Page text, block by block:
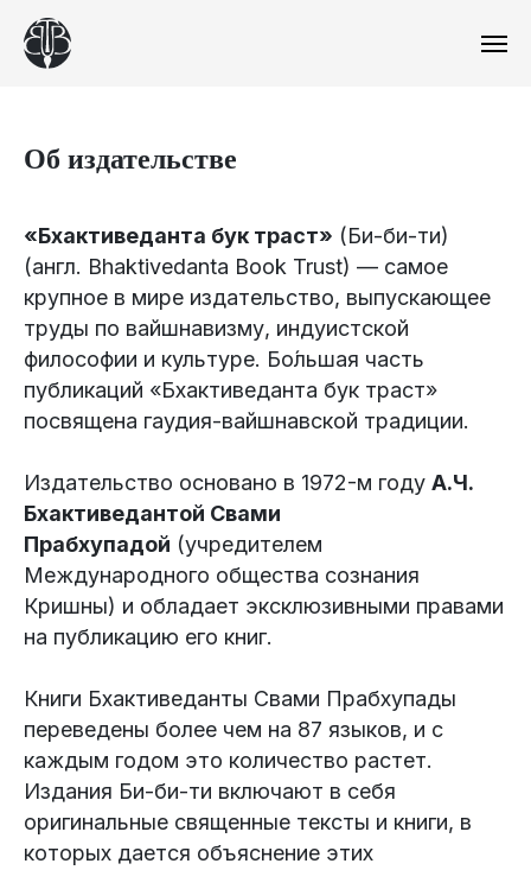
Об издательстве
«Бхактиведанта бук траст» (Би-би-ти)
(англ. Bhaktivedanta Book Trust) — самое
крупное в мире издательство, выпускающее
труды по вайшнавизму, индуистской
философии и культуре. Бо́льшая часть
публикаций «Бхактиведанта бук траст»
посвящена гаудия-вайшнавской традиции.
Издательство основано в 1972-м году А.Ч.
Бхактиведантой Свами
Прабхупадой (учредителем
Международного общества сознания
Кришны) и обладает эксклюзивными правами
на публикацию его книг.
Книги Бхактиведанты Свами Прабхупады
переведены более чем на 87 языков, и с
каждым годом это количество растет.
Издания Би-би-ти включают в себя
оригинальные священные тексты и книги, в
которых дается объяснение этих